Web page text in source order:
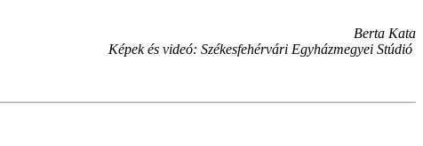
Berta Kata
Képek és videó: Székesfehérvári Egyházmegyei Stúdió